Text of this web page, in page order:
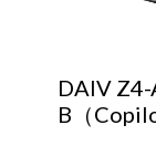
DAIV
B（